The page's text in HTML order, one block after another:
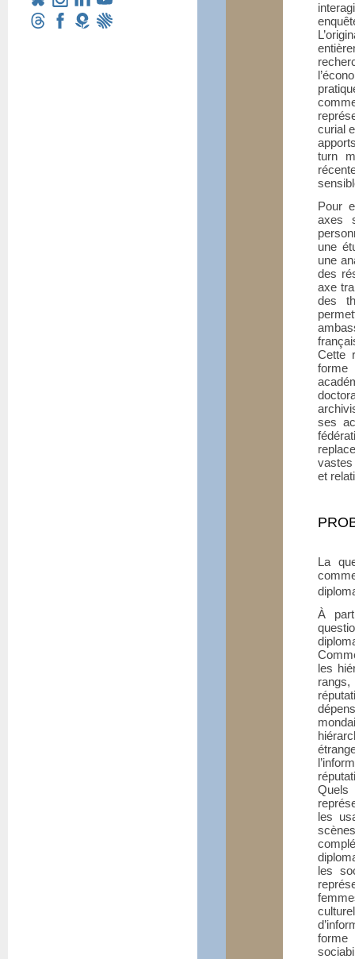
curial
turn
Pour
axes
une
une
des
axe
des
Cette
ses
vastes
et
La
À
les
les
les
forme